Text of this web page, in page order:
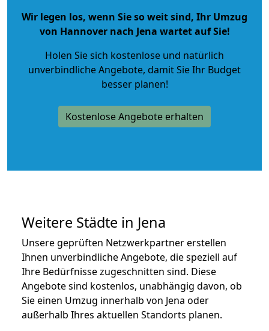
Wir legen los, wenn Sie so weit sind, Ihr Umzug
von Hannover nach Jena wartet auf Sie!
Holen Sie sich kostenlose und natürlich
unverbindliche Angebote, damit Sie Ihr Budget
besser planen!
Kostenlose Angebote erhalten
Weitere Städte in Jena
Unsere geprüften Netzwerkpartner erstellen
Ihnen unverbindliche Angebote, die speziell auf
Ihre Bedürfnisse zugeschnitten sind. Diese
Angebote sind kostenlos, unabhängig davon, ob
Sie einen Umzug innerhalb von Jena oder
außerhalb Ihres aktuellen Standorts planen.